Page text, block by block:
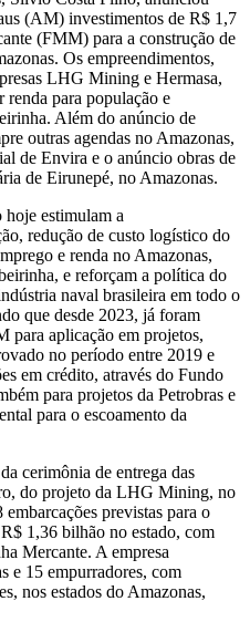
(AM) investimentos de R$ 1,7
(FMM) para a construção de
Os empreendimentos,
LHG Mining e Hermasa,
renda para população e
Além do anúncio de
outras agendas no Amazonas,
de Envira e o anúncio obras de
de Eirunepé, no Amazonas.
hoje estimulam a
redução de custo logístico do
e renda no Amazonas,
e reforçam a política do
naval brasileira em todo o
que desde 2023, já foram
para aplicação em projetos,
no período entre 2019 e
em crédito, através do Fundo
para projetos da Petrobras e
para o escoamento da
cerimônia de entrega das
do projeto da LHG Mining, no
previstas para o
1,36 bilhão no estado, com
Mercante. A empresa
e 15 empurradores, com
nos estados do Amazonas,